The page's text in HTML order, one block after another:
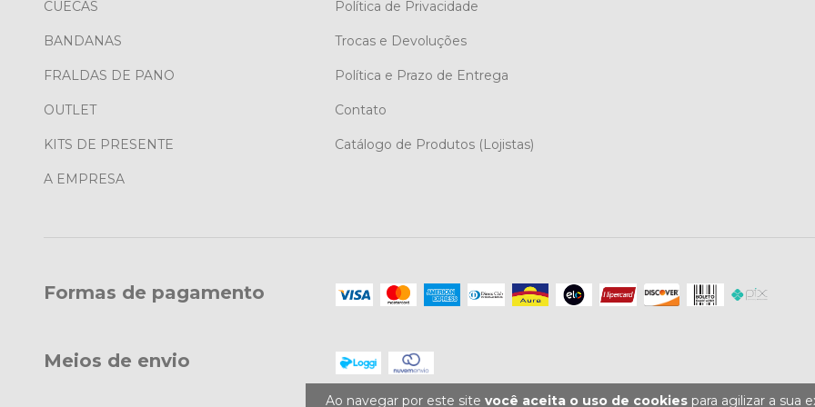
Ao navegar por este site você aceita o uso de cookies para agilizar a sua
CUECAS
BANDANAS
FRALDAS DE PANO
OUTLET
KITS DE PRESENTE
A EMPRESA
Política de Privacidade
Trocas e Devoluções
Política e Prazo de Entrega
Contato
Catálogo de Produtos (Lojistas)
Formas de pagamento
Meios de envio